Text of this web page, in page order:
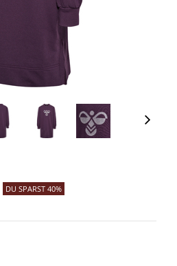
DU SPARST 40%